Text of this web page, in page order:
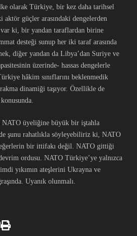
olarak Türkiye, bir kez daha tarihsel
aktör güçler arasındaki dengelerden
var ki, bir yandan taraflardan birine
desteği sunup her iki taraf arasında
diğer yandan da Libya’dan Suriye ve
üzerinde- hassas dengelerle
hâkim sınıflarını beklenmedik
dinamiği taşıyor. Özellikle de
NATO üyeliğine büyük bir iştahla
şunu rahatlıkla söyleyebiliriz ki, NATO
bir ittifakı değil. NATO gittiği
ordusu. NATO Türkiye’ye yalnızca
yıkımın ateşlerini Ukrayna ve
Uyanık olunmalı.